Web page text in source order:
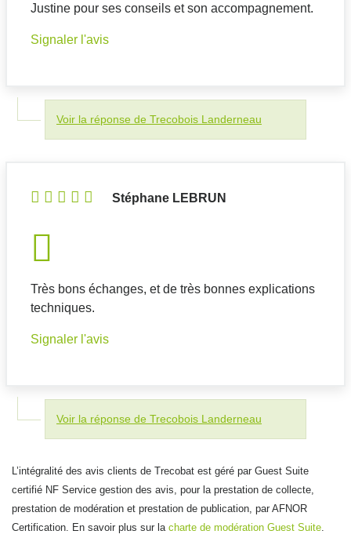
Justine pour ses conseils et son accompagnement.
Signaler l'avis
Voir la réponse de Trecobois Landerneau
Stéphane LEBRUN
Très bons échanges, et de très bonnes explications
techniques.
Signaler l'avis
Voir la réponse de Trecobois Landerneau
L’intégralité des avis clients de Trecobat est géré par Guest Suite
certifié NF Service gestion des avis, pour la prestation de collecte,
prestation de modération et prestation de publication, par AFNOR
Certification. En savoir plus sur la charte de modération Guest Suite.